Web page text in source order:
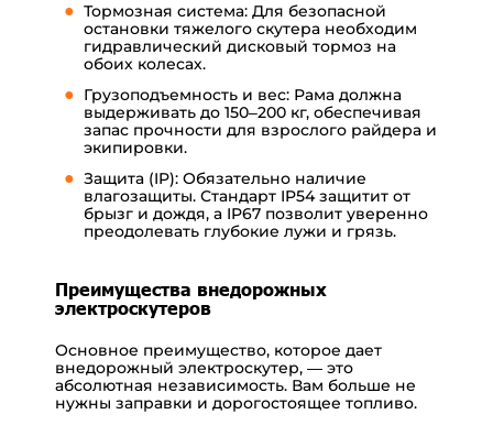
Тормозная система: Для безопасной
остановки тяжелого скутера необходим
гидравлический дисковый тормоз на
обоих колесах.
Грузоподъемность и вес: Рама должна
выдерживать до 150–200 кг, обеспечивая
запас прочности для взрослого райдера и
экипировки.
Защита (IP): Обязательно наличие
влагозащиты. Стандарт IP54 защитит от
брызг и дождя, а IP67 позволит уверенно
преодолевать глубокие лужи и грязь.
Преимущества внедорожных
электроскутеров
Основное преимущество, которое дает
внедорожный электроскутер, — это
абсолютная независимость. Вам больше не
нужны заправки и дорогостоящее топливо.